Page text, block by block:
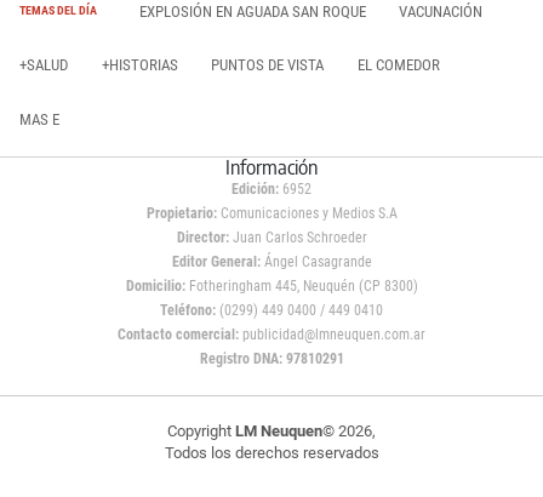
TEMAS DEL DÍA EXPLOSIÓN EN AGUADA SAN ROQUE VACUNACIÓN
+SALUD +HISTORIAS PUNTOS DE VISTA EL COMEDOR
MAS E
Información
Edición: 6952
Propietario:Comunicaciones y Medios S.A
Director: Juan Carlos Schroeder
Editor General:Ángel Casagrande
Domicilio:Fotheringham 445, Neuquén (CP 8300)
Teléfono: (0299) 449 0400 / 449 0410
Contacto comercial: publicidad@lmneuquen.com.ar
Registro DNA: 97810291
Copyright LM Neuquen© 2026,
Todos los derechos reservados